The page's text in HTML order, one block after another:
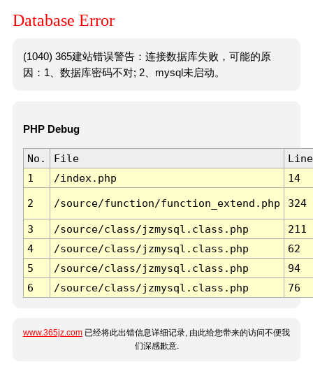
Database Error
(1040) 365建站错误警告：连接数据库失败，可能的原
因：1、数据库密码不对; 2、mysql未启动。
PHP Debug
No. File
Line
1
/index.php 14
2 /source/function/function_extend.php 324
3 /source/class/jzmysql.class.php
211
4
/source/class/jzmysql.class.php
62
5
/source/class/jzmysql.class.php
94
6
/source/class/jzmysql.class.php 76
www.365jz.com 已经将此出错信息详细记录, 由此给您带来的访问不便我
们深感歉意.